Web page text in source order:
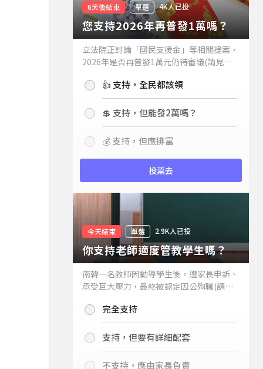
6天後結束 單選 4K人已投
您支持2026年再普發1萬嗎？
立法院正討論「國民支援金」等相關提案，
2026年是否再普發1萬元仍待審議(請見下
持嗎？👍 支持，全民都該領
💲 支持，但能發2萬嗎？
💰 支持，但應排富
投票去
今天結束 單選 2.9K人已投
你支持老師適度管教學生嗎？
南韓一名教師因勸導學生後，遭家長申訴、
承受巨大壓力，最終被認定因公殉職(請見
你支持老師適度管教學生嗎？
完全支持
支持，但要有詳細配套
不支持，應由家長負責